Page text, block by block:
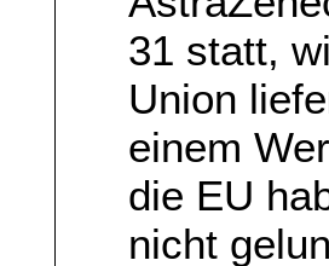
31 statt,
Union
einem
die EU
nicht